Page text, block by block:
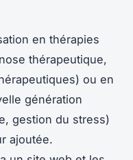
en thérapies
thérapeutique,
ou en
génération
gestion du stress)
ajoutée.